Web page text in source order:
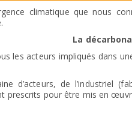
climatique que nous
La
les acteurs impliqués dans
d’acteurs, de l’industriel
prescrits pour être mis en